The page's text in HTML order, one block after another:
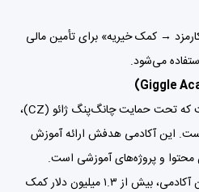
→ کمک خیریه» برای تأمین مالی
می‌شود.
گیگل آکادمی پروژه‌ای آموزشی است که تحت حمایت چانگ‌پنگ ژائو (CZ)،
است. این آکادمی هدفش ارائه آموزش
محتوا و پروژه‌های آموزشی است.
طی مدت کوتاهی پس از فعال شدن آکادمی، بیش از ۱.۳ میلیون دلار کمک